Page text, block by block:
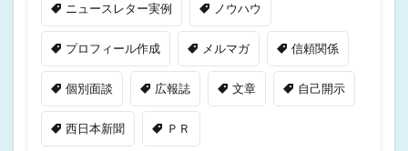
ニュースレター実例 ノウハウ
プロフィール作成 メルマガ 信頼関係
個別面談 広報誌 文章 自己開示
西日本新聞 ＰＲ